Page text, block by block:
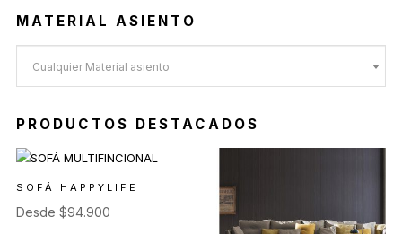
MATERIAL ASIENTO
Cualquier Material asiento
PRODUCTOS DESTACADOS
SOFÁ HAPPYLIFE
Desde $94.900